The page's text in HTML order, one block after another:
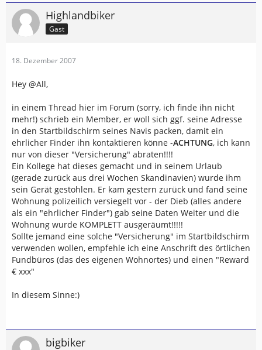
Highlandbiker
Gast
18. Dezember 2007
Hey @All,
in einem Thread hier im Forum (sorry, ich finde ihn nicht
mehr!) schrieb ein Member, er woll sich ggf. seine Adresse
in den Startbildschirm seines Navis packen, damit ein
ehrlicher Finder ihn kontaktieren könne -ACHTUNG, ich kann
nur von dieser "Versicherung" abraten!!!!
Ein Kollege hat dieses gemacht und in seinem Urlaub
(gerade zurück aus drei Wochen Skandinavien) wurde ihm
sein Gerät gestohlen. Er kam gestern zurück und fand seine
Wohnung polizeilich versiegelt vor - der Dieb (alles andere
als ein "ehrlicher Finder") gab seine Daten Weiter und die
Wohnung wurde KOMPLETT ausgeräumt!!!!!
Sollte jemand eine solche "Versicherung" im Startbildschirm
verwenden wollen, empfehle ich eine Anschrift des örtlichen
Fundbüros (das des eigenen Wohnortes) und einen "Reward
€ xxx"
In diesem Sinne:)
bigbiker